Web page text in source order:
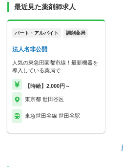
最近見た薬剤師求人
パート・アルバイト 調剤薬局
法人名非公開
人気の東急田園都市線！最新機器を
導入している薬局で…
【時給】2,000円～
東京都 世田谷区
東急世田谷線 世田谷駅